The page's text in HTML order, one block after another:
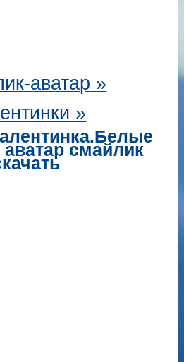
аватар »
»
аватар смайлик